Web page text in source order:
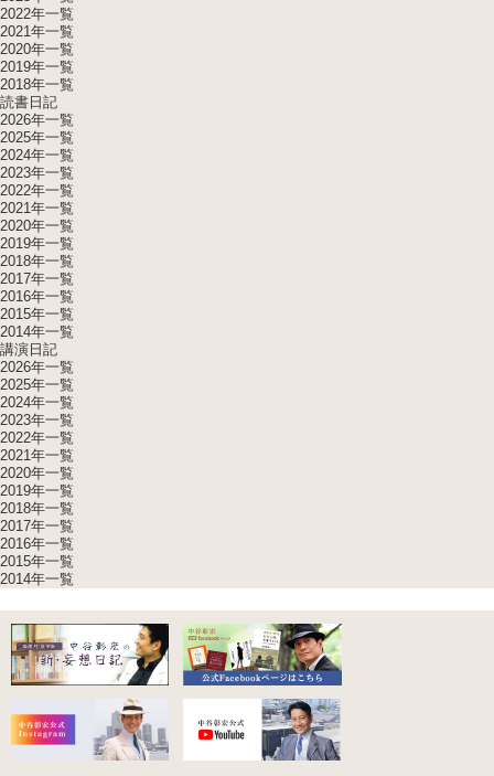
2022年一覧
2021年一覧
2020年一覧
2019年一覧
2018年一覧
読書日記
2026年一覧
2025年一覧
2024年一覧
2023年一覧
2022年一覧
2021年一覧
2020年一覧
2019年一覧
2018年一覧
2017年一覧
2016年一覧
2015年一覧
2014年一覧
講演日記
2026年一覧
2025年一覧
2024年一覧
2023年一覧
2022年一覧
2021年一覧
2020年一覧
2019年一覧
2018年一覧
2017年一覧
2016年一覧
2015年一覧
2014年一覧